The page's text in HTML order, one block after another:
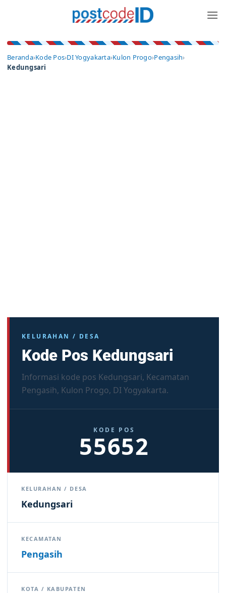
Beranda›Kode Pos›DI Yogyakarta›Kulon Progo›Pengasih›
Kedungsari
KELURAHAN / DESA
Kode Pos Kedungsari
Informasi kode pos Kedungsari, Kecamatan
Pengasih, Kulon Progo, DI Yogyakarta.
KODE POS
55652
KELURAHAN / DESA
Kedungsari
KECAMATAN
Pengasih
KOTA / KABUPATEN